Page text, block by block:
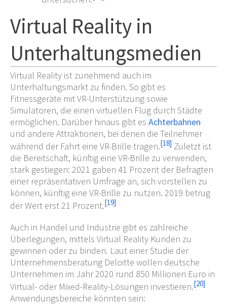
Virtual Reality in
Unterhaltungsmedien
Virtual Reality ist zunehmend auch im
Unterhaltungsmarkt zu finden. So gibt es
Fitnessgeräte mit VR-Unterstützung sowie
Simulatoren, die einen virtuellen Flug durch Städte
ermöglichen. Darüber hinaus gibt es Achterbahnen
und andere Attraktionen, bei denen die Teilnehmer
während der Fahrt eine VR-Brille tragen.[18] Zuletzt ist
die Bereitschaft, künftig eine VR-Brille zu verwenden,
stark gestiegen: 2021 gaben 41 Prozent der Befragten
einer repräsentativen Umfrage an, sich vorstellen zu
können, künftig eine VR-Brille zu nutzen. 2019 betrug
der Wert erst 21 Prozent.[19]
Auch in Handel und Industrie gibt es zahlreiche
Überlegungen, mittels Virtual Reality Kunden zu
gewinnen oder zu binden. Laut einer Studie der
Unternehmensberatung Deloitte wollen deutsche
Unternehmen im Jahr 2020 rund 850 Millionen Euro in
Virtual- oder Mixed-Reality-Lösungen investieren.[20]
Anwendungsbereiche könnten sein: